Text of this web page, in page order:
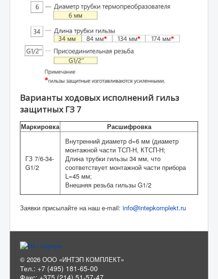
Варианты ходовых исполнений гильз
защитных ГЗ 7
Маркировка Расшифровка
ГЗ 7/6-34-
G1/2
Внутренний диаметр d=6 мм (диаметр
монтажной части ТСП-Н, КТСП-Н;
Длина трубки гильзы 34 мм, что
соответствует монтажной части прибора
L=45 мм;
Внешняя резьба гильзы G1/2
Заявки присылайте на наш e-mail: info@intepkomplekt.ru
© 2026 ООО «ИНТЭП КОМПЛЕКТ»
Тел.: +7 (495) 181-65-00